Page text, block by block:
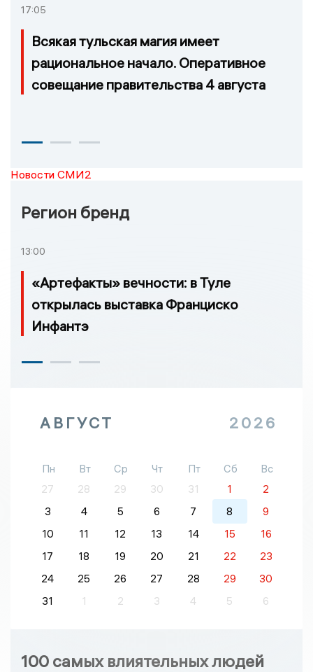
17:05
Всякая тульская магия имеет
рациональное начало. Оперативное
совещание правительства 4 августа
Новости СМИ2
Регион бренд
13:00
«Артефакты» вечности: в Туле
открылась выставка Франциско
Инфантэ
АВГУСТ 2026
Пн Вт Ср Чт Пт Сб
Вс
27
28 29 30 31 1
2
3
4 5 6 7 8
9
10
11 12 13 14 15
16
17
18 19 20 21 22
23
24
25 26 27 28 29
30
31
1 2 3 4 5 6
100 самых влиятельных людей